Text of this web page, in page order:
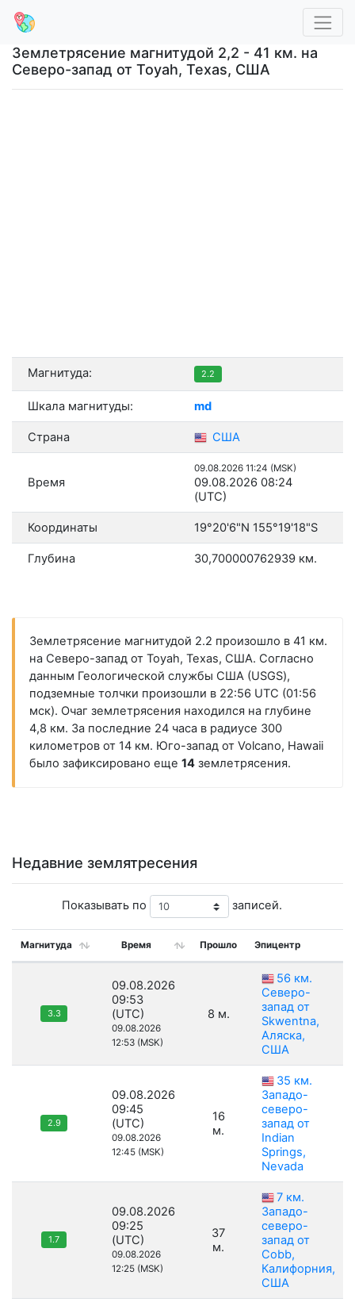
Землетрясение магнитудой 2,2 - 41 км. на
Северо-запад от Toyah, Texas, США
Магнитуда: 2.2
Шкала магнитуды: md
Страна США
Время
09.08.2026 11:24 (MSK)
09.08.2026 08:24
(UTC)
Координаты 19°20'6"N 155°19'18"S
Глубина 30,700000762939 км.
Землетрясение магнитудой 2.2 произошло в 41 км.
на Северо-запад от Toyah, Texas, США. Согласно
данным Геологической службы США (USGS),
подземные толчки произошли в 22:56 UTC (01:56
мск). Очаг землетрясения находился на глубине
4,8 км. За последние 24 часа в радиусе 300
километров от 14 км. Юго-запад от Volcano, Hawaii
было зафиксировано еще 14землетрясения.
Недавние землятресения
Показывать по записей.
Магнитуда Время Прошло Эпицентр
3.3
09.08.2026
09:53
(UTC)
09.08.2026
12:53 (MSK)
8 м.
56 км.
Северо-
запад от
Skwentna,
Аляска,
США
2.9
09.08.2026
09:45
(UTC)
09.08.2026
12:45 (MSK)
16
м.
35 км.
Западо-
северо-
запад от
Indian
Springs,
Nevada
1.7
09.08.2026
09:25
(UTC)
09.08.2026
12:25 (MSK)
37
м.
7 км.
Западо-
северо-
запад от
Cobb,
Калифорния,
США